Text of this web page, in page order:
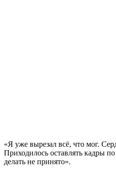
«Я уже вырезал всё, что мог.
Приходилось оставлять кадры
делать не принято».